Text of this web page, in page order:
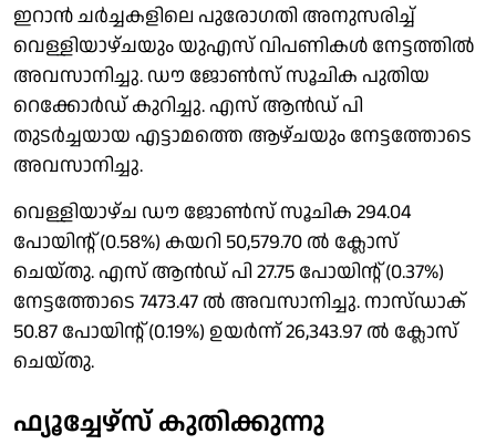
ഇറാൻ ചർച്ചകളിലെ പുരോഗതി അനുസരിച്ച്
വെള്ളിയാഴ്ചയും യുഎസ് വിപണികൾ നേട്ടത്തിൽ
അവസാനിച്ചു. ഡൗ ജോൺസ് സൂചിക പുതിയ
റെക്കോർഡ് കുറിച്ചു. എസ് ആൻഡ് പി
തുടർച്ചയായ എട്ടാമത്തെ ആഴ്ചയും നേട്ടത്തോടെ
അവസാനിച്ചു.
വെള്ളിയാഴ്ച ഡൗ ജോൺസ് സൂചിക 294.04
പോയിൻ്റ് (0.58%) കയറി 50,579.70 ൽ ക്ലോസ്
ചെയ്തു. എസ് ആൻഡ് പി 27.75 പോയിൻ്റ് (0.37%)
നേട്ടത്തോടെ 7473.47 ൽ അവസാനിച്ചു. നാസ്ഡാക്
50.87 പോയിൻ്റ് (0.19%) ഉയർന്ന് 26,343.97 ൽ ക്ലോസ്
ചെയ്തു.
ഫ്യൂച്ചേഴ്സ് കുതിക്കുന്നു